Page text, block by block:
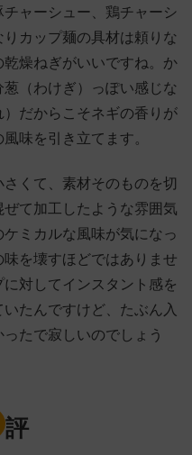
ャーシュー、鶏チャーシ
カップ麺の具材は頼りな
燥ねぎがいいですね。か
（わけぎ）っぽい感じな
だからこそネギの香りが
味を引き立てます。
くて、素材そのものを切
て加工したような雰囲気
ミカルな風味が気になっ
を壊すほどではありませ
対してインスタント感を
たんですけど、たぶん入
たで寂しいのでしょう
評